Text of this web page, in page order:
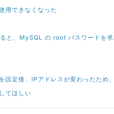
用できなくなった
、MySQL の root パスワードを求
後、IPアドレスが変わったため
てほしい